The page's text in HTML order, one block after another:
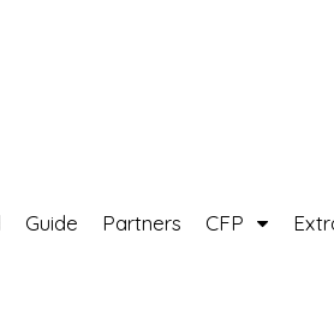
Guide Partners CFP